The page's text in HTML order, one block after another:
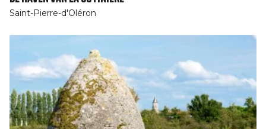
Saint-Pierre-d'Oléron